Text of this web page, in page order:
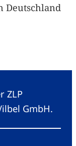
Deutschland
ZLP
GmbH.